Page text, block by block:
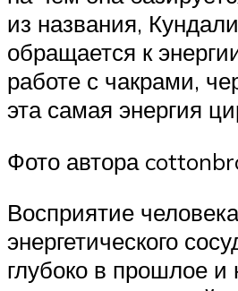
из названия,
обращается к
работе с чакрами,
эта самая энергия
Фото автора
Восприятие
энергетического
глубоко в прошлое и